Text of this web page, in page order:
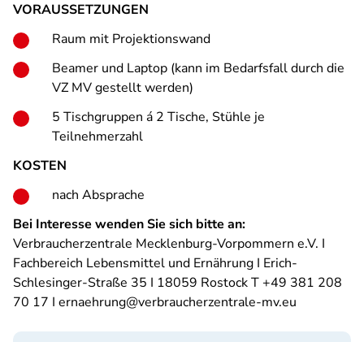
VORAUSSETZUNGEN
Raum mit Projektionswand
Beamer und Laptop (kann im Bedarfsfall durch die
VZ MV gestellt werden)
5 Tischgruppen á 2 Tische, Stühle je
Teilnehmerzahl
KOSTEN
nach Absprache
Bei Interesse wenden Sie sich bitte an:
Verbraucherzentrale Mecklenburg-Vorpommern e.V. I
Fachbereich Lebensmittel und Ernährung I Erich-
Schlesinger-Straße 35 I 18059 Rostock T +49 381 208
70 17 I ernaehrung@verbraucherzentrale-mv.eu